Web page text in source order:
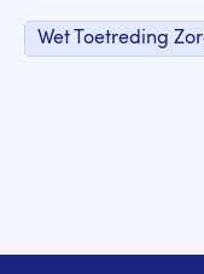
Wet Toetreding